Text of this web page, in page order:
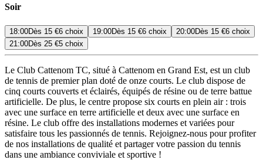
Soir
18:00Dès 15 €6 choix 19:00Dès 15 €6 choix 20:00Dès 15 €6 choix
21:00Dès 25 €5 choix
Le Club Cattenom TC, situé à Cattenom en Grand Est, est un club
de tennis de premier plan doté de onze courts. Le club dispose de
cinq courts couverts et éclairés, équipés de résine ou de terre battue
artificielle. De plus, le centre propose six courts en plein air : trois
avec une surface en terre artificielle et deux avec une surface en
résine. Le club offre des installations modernes et variées pour
satisfaire tous les passionnés de tennis. Rejoignez-nous pour profiter
de nos installations de qualité et partager votre passion du tennis
dans une ambiance conviviale et sportive !